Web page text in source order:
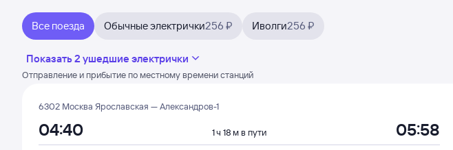
Все поезда Обычные электрички256 ₽ Иволги256 ₽
Показать 2 ушедшие электрички
Отправление и прибытие по местному времени станций
6302 Москва Ярославская — Александров-1
04:40 1 ч 18 м в пути 05:58